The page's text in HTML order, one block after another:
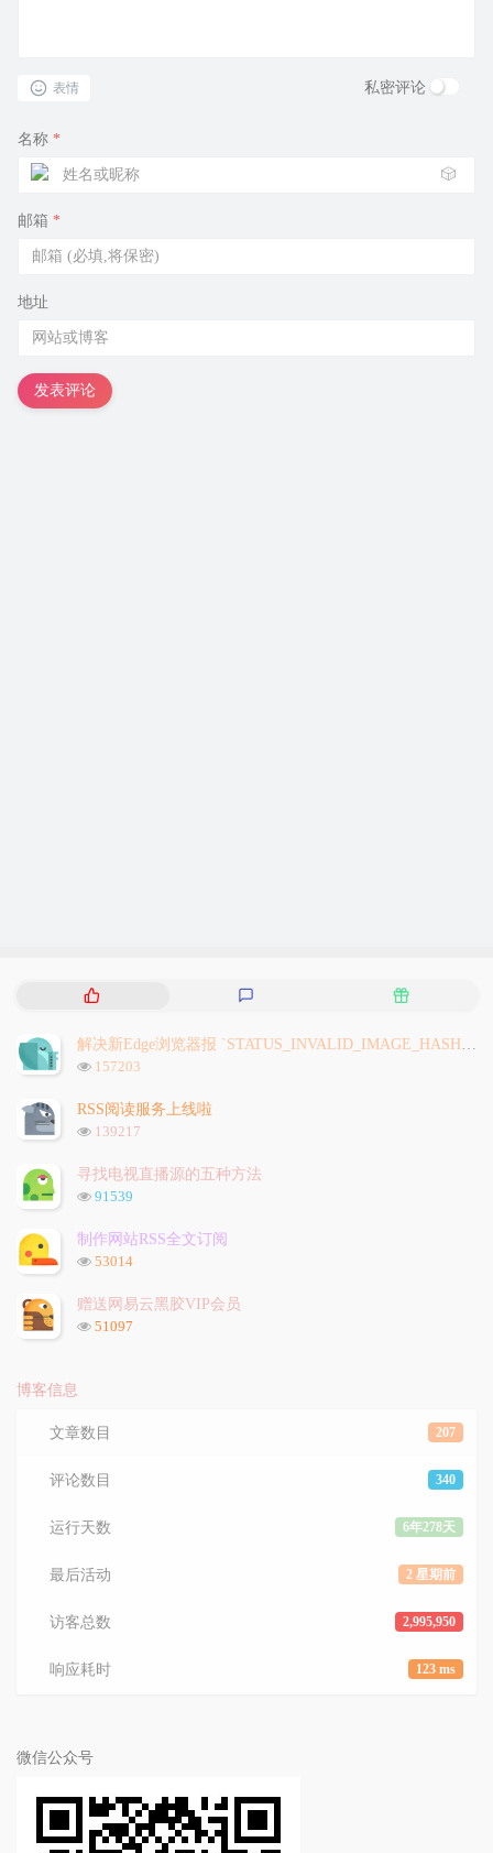
表情 私密评论
名称 *
🎲
邮箱 *
地址
发表评论
热
文
章
评
随
文
解决新Edge浏览器报 `STATUS_INVALID_IMAGE_HASH` 问题
浏
次
数:
157203
RSS阅读服务上线啦
浏
次
数:
139217
寻找电视直播源的五种方法
浏
次
数:
91539
制作网站RSS全文订阅
浏
次
数:
53014
赠送网易云黑胶VIP会员
浏
51097
博客信息
207
文章数目
340
评论数目
6年278天
运行天数
2 星期前
最后活动
2,995,950
访客总数
123 ms
响应耗时
微信公众号